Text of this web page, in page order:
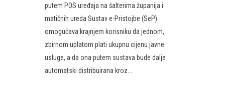
putem POS uređaja na šalterima županija i
matičnih ureda Sustav e-Pristojbe (SeP)
omogućava krajnjem korisniku da jednom,
zbirnom uplatom plati ukupnu cijenu javne
usluge, a da ona putem sustava bude dalje
automatski distribuirana kroz...